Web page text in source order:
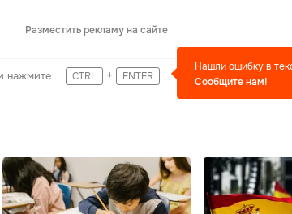
Разместить рекламу на сайте
нажмите CTRL + ENTER
Нашли ошибку в
Сообщите нам!